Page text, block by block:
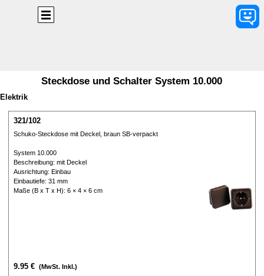
Direkt zum Seiteninhalt
Steckdose und Schalter System 10.000
Elektrik
321/102
Schuko-Steckdose mit Deckel, braun SB-verpackt
System 10.000
Beschreibung: mit Deckel
Ausrichtung: Einbau
Einbautiefe: 31 mm
Maße (B x T x H): 6 × 4 × 6 cm
9.95 € (MwSt. Inkl.)